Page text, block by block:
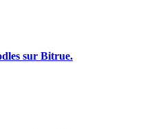
sur Bitrue.